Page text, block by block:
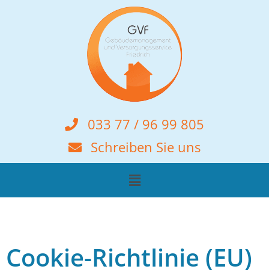
033 77 / 96 99 805
Schreiben Sie uns
Cookie-Richtlinie (EU)